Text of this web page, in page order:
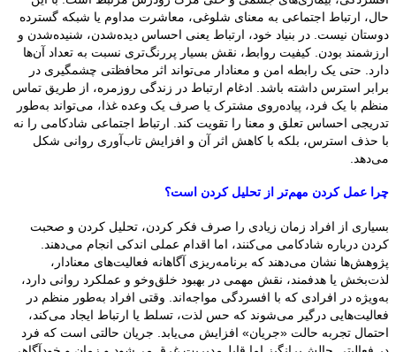
حال، ارتباط اجتماعی به معنای شلوغی، معاشرت مداوم یا شبکه گسترده
دوستان نیست. در بنیاد خود، ارتباط یعنی احساس دیده‌شدن، شنیده‌شدن و
ارزشمند بودن. کیفیت روابط، نقش بسیار پررنگ‌تری نسبت به تعداد آن‌ها
دارد. حتی یک رابطه امن و معنادار می‌تواند اثر محافظتی چشمگیری در
برابر استرس داشته باشد. ادغام ارتباط در زندگی روزمره، از طریق تماس
منظم با یک فرد، پیاده‌روی مشترک یا صرف یک وعده غذا، می‌تواند به‌طور
تدریجی احساس تعلق و معنا را تقویت کند. ارتباط اجتماعی شادکامی را نه
با حذف استرس، بلکه با کاهش اثر آن و افزایش تاب‌آوری روانی شکل
می‌دهد.
چرا عمل کردن مهم‌تر از تحلیل کردن است؟
بسیاری از افراد زمان زیادی را صرف فکر کردن، تحلیل کردن و صحبت
کردن درباره شادکامی می‌کنند، اما اقدام عملی اندکی انجام می‌دهند.
پژوهش‌ها نشان می‌دهند که برنامه‌ریزی آگاهانه فعالیت‌های معنادار،
لذت‌بخش یا هدفمند، نقش مهمی در بهبود خلق‌وخو و عملکرد روانی دارد،
به‌ویژه در افرادی که با افسردگی مواجه‌اند. وقتی افراد به‌طور منظم در
فعالیت‌هایی درگیر می‌شوند که حس لذت، تسلط یا ارتباط ایجاد می‌کند،
احتمال تجربه حالت «جریان» افزایش می‌یابد. جریان حالتی است که فرد